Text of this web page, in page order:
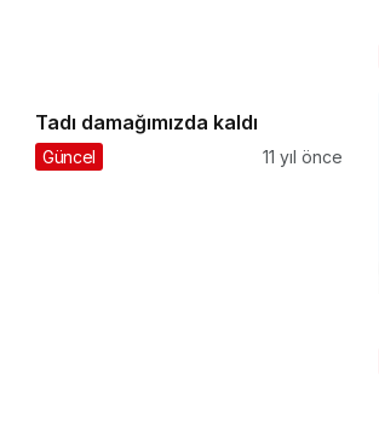
Tadı damağımızda kaldı
Güncel 11 yıl önce